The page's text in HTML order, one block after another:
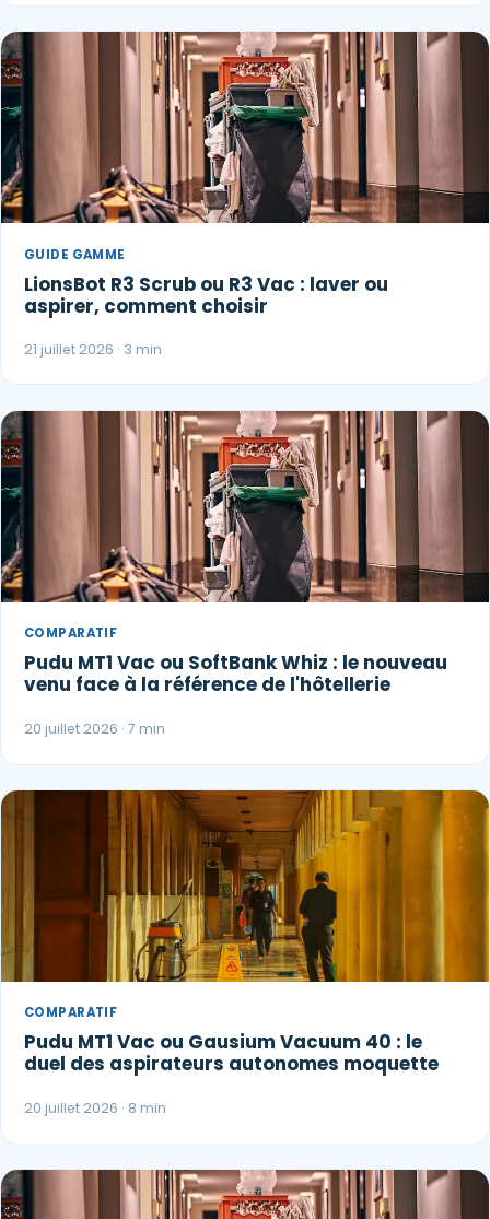
GUIDE GAMME
LionsBot R3 Scrub ou R3 Vac : laver ou
aspirer, comment choisir
21 juillet 2026 · 3 min
COMPARATIF
Pudu MT1 Vac ou SoftBank Whiz : le nouveau
venu face à la référence de l'hôtellerie
20 juillet 2026 · 7 min
COMPARATIF
Pudu MT1 Vac ou Gausium Vacuum 40 : le
duel des aspirateurs autonomes moquette
20 juillet 2026 · 8 min